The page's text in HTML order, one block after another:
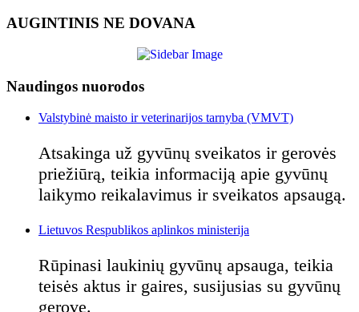
AUGINTINIS NE DOVANA
Naudingos nuorodos
Valstybinė maisto ir veterinarijos tarnyba (VMVT)
Atsakinga už gyvūnų sveikatos ir gerovės
priežiūrą, teikia informaciją apie gyvūnų
laikymo reikalavimus ir sveikatos apsaugą.
Lietuvos Respublikos aplinkos ministerija
Rūpinasi laukinių gyvūnų apsauga, teikia
teisės aktus ir gaires, susijusias su gyvūnų
gerove.